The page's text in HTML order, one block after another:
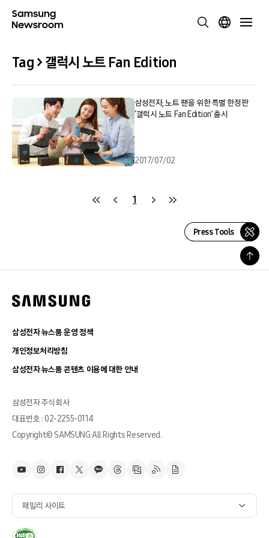
Tag > 갤럭시 노트 Fan Edition
삼성전자, 노트 팬을 위한 특별 한정판
‘갤럭시 노트 Fan Edition’ 출시
2017/07/02
1
Press Tools
삼성전자 뉴스룸 운영 정책
개인정보처리방침
삼성전자 뉴스룸 콘텐츠 이용에 대한 안내
삼성전자 주식회사
대표번호 : 02-2255-0114
Copyright© SAMSUNG All Rights Reserved.
패밀리 사이트